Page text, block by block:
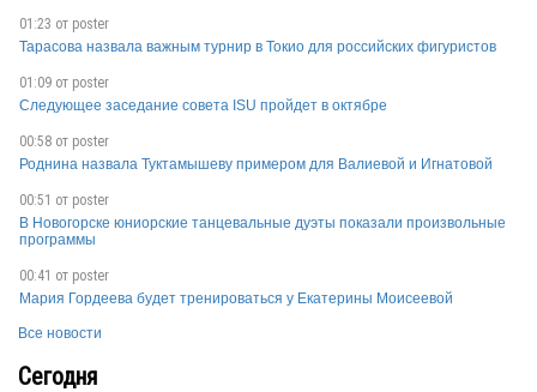
01:23 от poster
Тарасова назвала важным турнир в Токио для российских фигуристов
01:09 от poster
Следующее заседание совета ISU пройдет в октябре
00:58 от poster
Роднина назвала Туктамышеву примером для Валиевой и Игнатовой
00:51 от poster
В Новогорске юниорские танцевальные дуэты показали произвольные
программы
00:41 от poster
Мария Гордеева будет тренироваться у Екатерины Моисеевой
Все новости
Сегодня